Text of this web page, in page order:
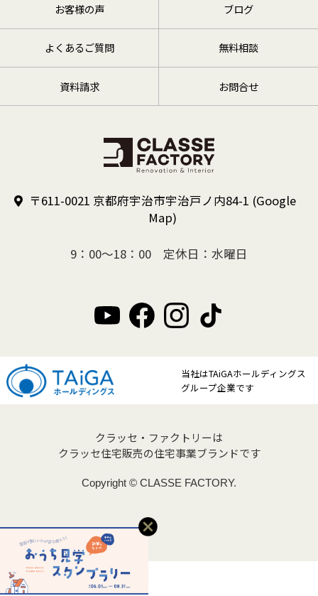
お客様の声 ブログ
よくあるご質問 無料相談
資料請求 お問合せ
〒611-0021 京都府宇治市宇治戸ノ内84-1 (Google
Map)
9：00～18：00 定休日：水曜日
当社はTAiGAホールディングス
グループ企業です
クラッセ・ファクトリーは
クラッセ住宅販売の住宅事業ブランドです
Copyright © CLASSE FACTORY.